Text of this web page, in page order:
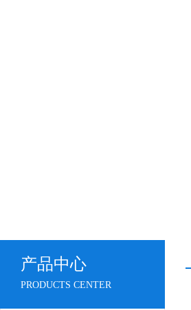
产品中心
PRODUCTS CENTER